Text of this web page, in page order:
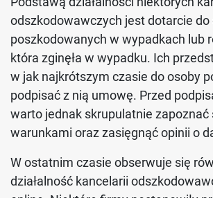
odszkodowawczych jest dotarcie do
poszkodowanych w wypadkach lub
która zginęła w wypadku. Ich
w jak najkrótszym czasie do osoby
podpisać z nią umowę. Przed
warto jednak skrupulatnie zapoznać
warunkami oraz zasięgnąć opinii o
W ostatnim czasie obserwuje się
działalność kancelarii